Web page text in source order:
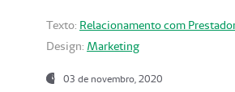
Texto: Relacionamento com
Design: Marketing
03 de novembro, 2020